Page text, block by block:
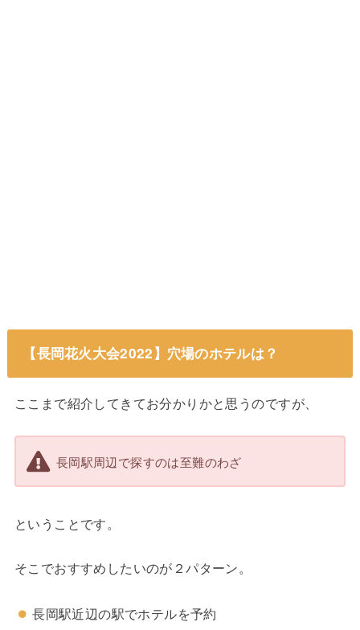
【長岡花火大会2022】穴場のホテルは？
ここまで紹介してきてお分かりかと思うのですが、
長岡駅周辺で探すのは至難のわざ
ということです。
そこでおすすめしたいのが２パターン。
長岡駅近辺の駅でホテルを予約